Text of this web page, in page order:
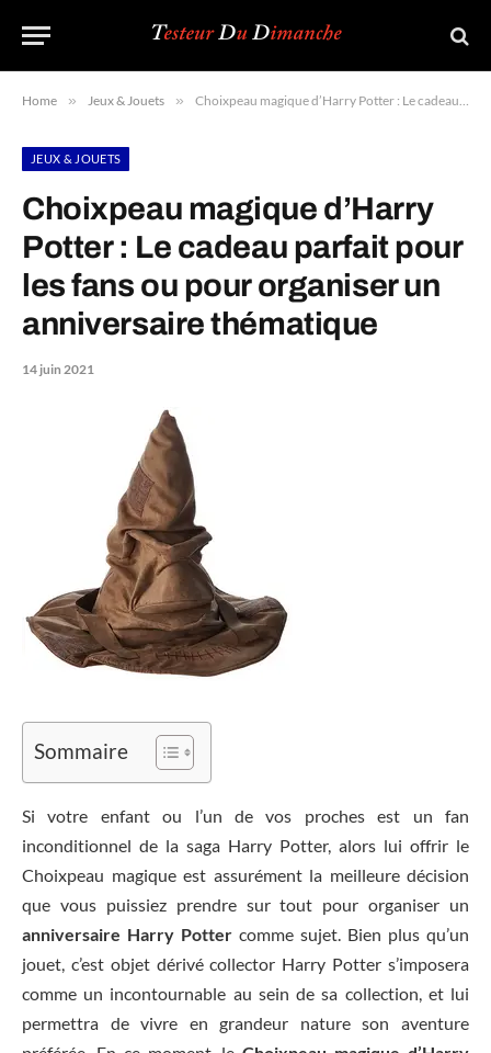
Home » Jeux & Jouets » Choixpeau magique d’Harry Potter : Le cadeau parfait pour les fans ou pour organiser un anniversaire thématique
JEUX & JOUETS
Choixpeau magique d’Harry
Potter : Le cadeau parfait pour
les fans ou pour organiser un
anniversaire thématique
14 juin 2021
Sommaire
Si votre enfant ou l’un de vos proches est un fan
inconditionnel de la saga Harry Potter, alors lui offrir le
Choixpeau magique est assurément la meilleure décision
que vous puissiez prendre sur tout pour organiser un
anniversaire Harry Potter comme sujet. Bien plus qu’un
jouet, c’est objet dérivé collector Harry Potter s’imposera
comme un incontournable au sein de sa collection, et lui
permettra de vivre en grandeur nature son aventure